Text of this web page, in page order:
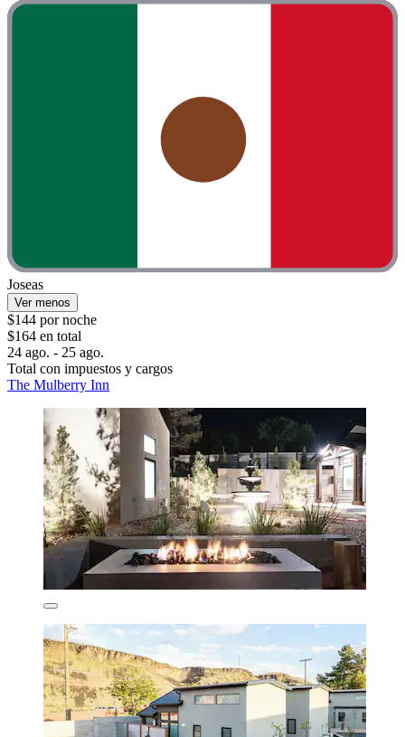
Joseas
Ver menos
$144 por noche
$164 en total
24 ago. - 25 ago.
Total con impuestos y cargos
The Mulberry Inn